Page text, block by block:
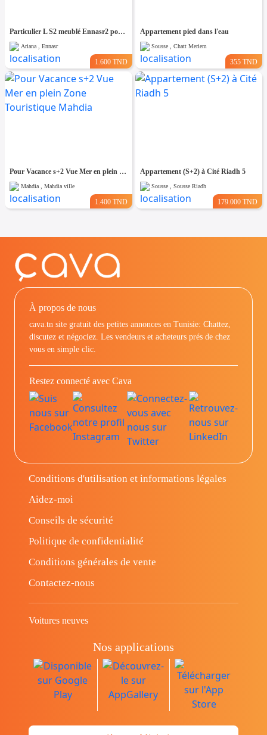
Particulier L S2 meublé Ennasr2 pour étranger
Ariana , Ennasr
1.600 TND
Appartement pied dans l'eau
Sousse , Chatt Meriem
355 TND
Pour Vacance s+2 Vue Mer en plein Zone Touristique Mahdia
Mahdia , Mahdia ville
1.400 TND
Appartement (S+2) à Cité Riadh 5
Sousse , Sousse Riadh
179.000 TND
À propos de nous
cava.tn site gratuit des petites annonces en Tunisie: Chattez,
discutez et négociez. Les vendeurs et acheteurs prés de chez
vous en simple clic.
Restez connecté avec Cava
Conditions d'utilisation et informations légales
Aidez-moi
Conseils de sécurité
Politique de confidentialité
Conditions générales de vente
Contactez-nous
Voitures neuves
Nos applications